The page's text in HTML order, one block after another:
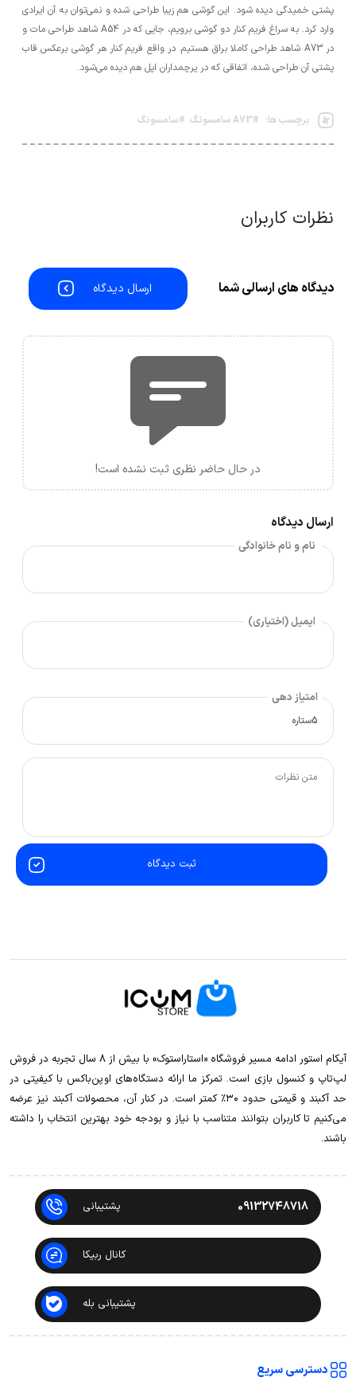
پشتی خمیدگی دیده شود. این گوشی هم زیبا طراحی شده و نمی‌توان به آن ایرادی
وارد کرد. به سراغ فریم کنار دو گوشی برویم، جایی که در A54 شاهد طراحی مات و
در A73‌ شاهد طراحی کاملا براق هستیم. در واقع فریم کنار هر گوشی برعکس قاب
پشتی آن طراحی شده، اتفاقی که در پرچمداران اپل هم دیده می‌شود.
برچسب ها: #A73 سامسونگ #سامسونگ
نظرات کاربران
دیدگاه های ارسالی شما ارسال دیدگاه
در حال حاضر نظری ثبت نشده است!
ارسال دیدگاه
نام و نام خانوادگی
ایمیل (اختیاری)
امتیاز دهی
ثبت دیدگاه
آیکام استور ادامه مسیر فروشگاه «استاراستوک» با بیش از ۸ سال تجربه در فروش
لپ‌تاپ و کنسول بازی است. تمرکز ما ارائه دستگاه‌های اوپن‌باکس با کیفیتی در
حد آکبند و قیمتی حدود ۳۰٪ کمتر است. در کنار آن، محصولات آکبند نیز عرضه
می‌کنیم تا کاربران بتوانند متناسب با نیاز و بودجه خود بهترین انتخاب را داشته
باشند.
09132748718 پشتیبانی
کانال ربیکا
پشتیبانی بله
دسترسی سریع